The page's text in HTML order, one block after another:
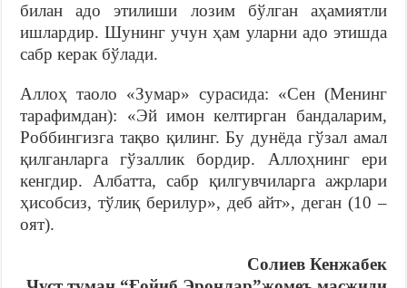
билан адо этилиши лозим бўлган аҳамиятли
ишлардир. Шунинг учун ҳам уларни адо этишда
сабр керак бўлади.
Аллоҳ таоло «Зумар» сурасида: «Сен (Менинг
тарафимдан): «Эй имон келтирган бандаларим,
Роббингизга тақво қилинг. Бу дунёда гўзал амал
қилганларга гўзаллик бордир. Аллоҳнинг ери
кенгдир. Албатта, сабр қилгувчиларга ажрлари
ҳисобсиз, тўлиқ берилур», деб айт», деган (10 –
оят).
Солиев Кенжабек